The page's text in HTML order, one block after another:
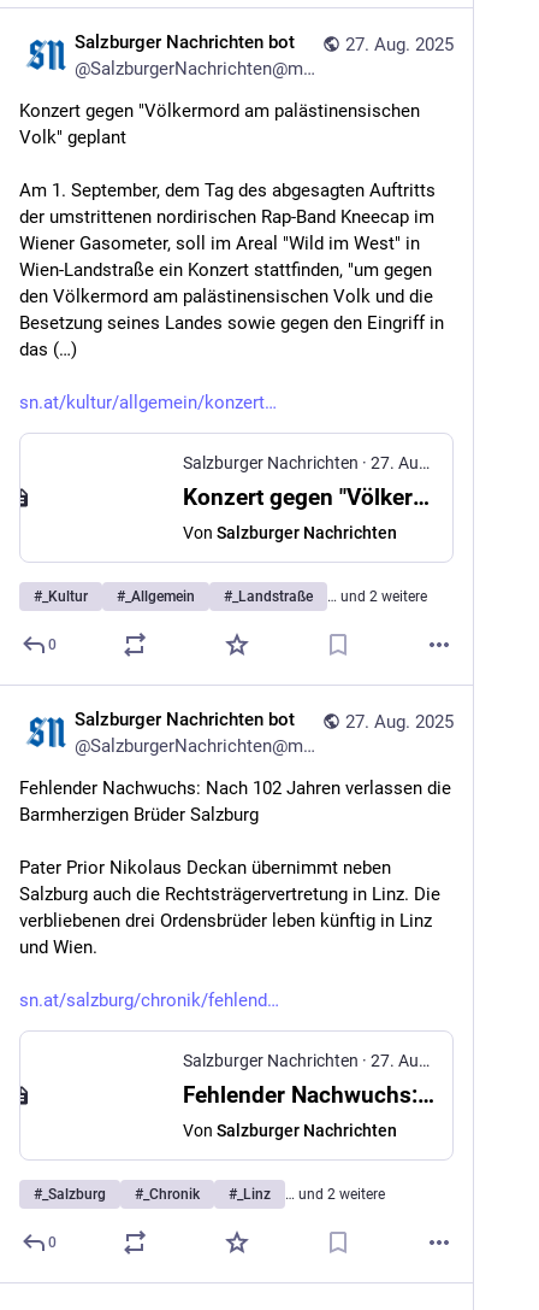
27. Aug. 2025
Salzburger Nachrichten bot
@SalzburgerNachrichten@mstdn.social
Konzert gegen "Völkermord am palästinensischen
Volk" geplant
Am 1. September, dem Tag des abgesagten Auftritts
der umstrittenen nordirischen Rap-Band Kneecap im
Wiener Gasometer, soll im Areal "Wild im West" in
Wien-Landstraße ein Konzert stattfinden, "um gegen
den Völkermord am palästinensischen Volk und die
Besetzung seines Landes sowie gegen den Eingriff in
das (…)
sn.at/kultur/allgemein/konzert
Salzburger Nachrichten · 27. Aug. 2025
Konzert gegen "Völkermord am palästinensischen Volk" geplant
Von Salzburger Nachrichten
# _Kultur # _Allgemein # _Landstraße … und 2 weitere
0
27. Aug. 2025
Salzburger Nachrichten bot
@SalzburgerNachrichten@mstdn.social
Fehlender Nachwuchs: Nach 102 Jahren verlassen die
Barmherzigen Brüder Salzburg
Pater Prior Nikolaus Deckan übernimmt neben
Salzburg auch die Rechtsträgervertretung in Linz. Die
verbliebenen drei Ordensbrüder leben künftig in Linz
und Wien.
sn.at/salzburg/chronik/fehlend
Salzburger Nachrichten · 27. Aug. 2025
Fehlender Nachwuchs: Nach 102 Jahren verlassen die Barmherzigen Brüder Salzburg
Von Salzburger Nachrichten
# _Salzburg # _Chronik # _Linz … und 2 weitere
0